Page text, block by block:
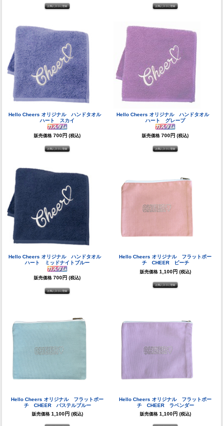
Hello Cheers オリジナル ハンドタオル
ハート スカイ
販売価格 700円 (税込)
Hello Cheers オリジナル ハンドタオル
ハート グレープ
販売価格 700円 (税込)
Hello Cheers オリジナル ハンドタオル
ハート ミッドナイトブルー
販売価格 700円 (税込)
Hello Cheers オリジナル フラットポー
チ CHEER ピーチ
販売価格 1,100円 (税込)
Hello Cheers オリジナル フラットポー
チ CHEER パステルブルー
販売価格 1,100円 (税込)
Hello Cheers オリジナル フラットポー
チ CHEER ラベンダー
販売価格 1,100円 (税込)